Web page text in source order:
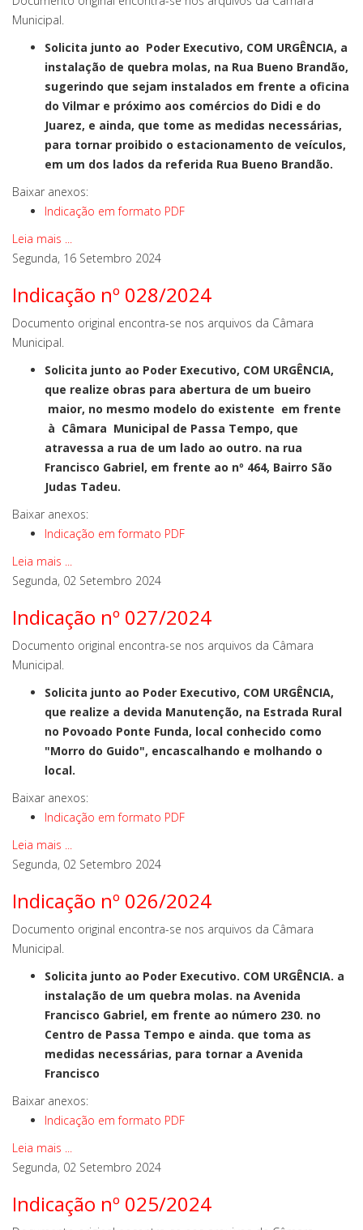
Municipal.
Solicita junto ao Poder Executivo, COM URGÊNCIA, a
instalação de quebra molas, na Rua Bueno Brandão,
sugerindo que sejam instalados em frente a oficina
do Vilmar e próximo aos comércios do Didi e do
Juarez, e ainda, que tome as medidas necessárias,
para tornar proibido o estacionamento de veículos,
em um dos lados da referida Rua Bueno Brandão.
Baixar anexos:
Indicação em formato PDF
Leia mais ...
Segunda, 16 Setembro 2024
Indicação nº 028/2024
Documento original encontra-se nos arquivos da Câmara
Municipal.
Solicita junto ao Poder Executivo, COM URGÊNCIA,
que realize obras para abertura de um bueiro
maior, no mesmo modelo do existente em frente
à Câmara Municipal de Passa Tempo, que
atravessa a rua de um lado ao outro. na rua
Francisco Gabriel, em frente ao nº 464, Bairro São
Judas Tadeu.
Baixar anexos:
Indicação em formato PDF
Leia mais ...
Segunda, 02 Setembro 2024
Indicação nº 027/2024
Documento original encontra-se nos arquivos da Câmara
Municipal.
Solicita junto ao Poder Executivo, COM URGÊNCIA,
que realize a devida Manutenção, na Estrada Rural
no Povoado Ponte Funda, local conhecido como
"Morro do Guido", encascalhando e molhando o
local.
Baixar anexos:
Indicação em formato PDF
Leia mais ...
Segunda, 02 Setembro 2024
Indicação nº 026/2024
Documento original encontra-se nos arquivos da Câmara
Municipal.
Solicita junto ao Poder Executivo. COM URGÊNCIA. a
instalação de um quebra molas. na Avenida
Francisco Gabriel, em frente ao número 230. no
Centro de Passa Tempo e ainda. que toma as
medidas necessárias, para tornar a Avenida
Francisco
Baixar anexos:
Indicação em formato PDF
Leia mais ...
Segunda, 02 Setembro 2024
Indicação nº 025/2024